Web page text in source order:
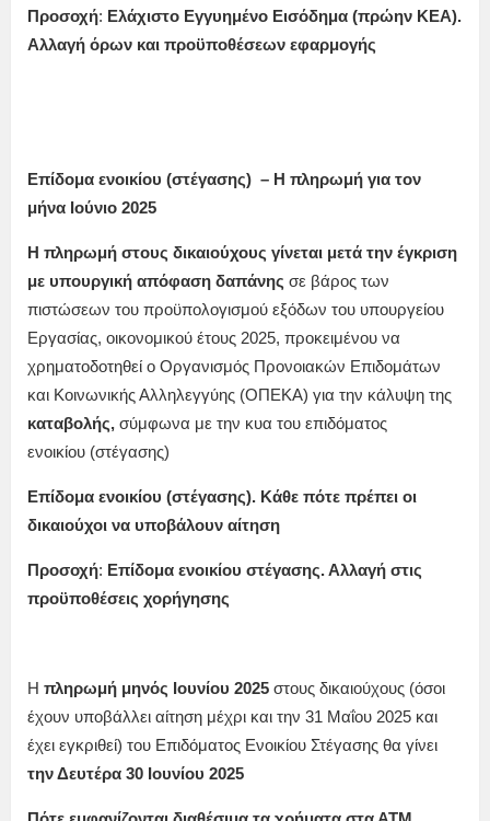
Προσοχή: Ελάχιστο Εγγυημένο Εισόδημα (πρώην ΚΕΑ).
Αλλαγή όρων και προϋποθέσεων εφαρμογής
Επίδομα ενοικίου (στέγασης) – Η πληρωμή για τον
μήνα Ιούνιο 2025
Η πληρωμή στους δικαιούχους γίνεται μετά την έγκριση
με υπουργική απόφαση δαπάνης σε βάρος των
πιστώσεων του προϋπολογισμού εξόδων του υπουργείου
Εργασίας, οικονομικού έτους 2025, προκειμένου να
χρηματοδοτηθεί ο Οργανισμός Προνοιακών Επιδομάτων
και Κοινωνικής Αλληλεγγύης (ΟΠΕΚΑ) για την κάλυψη της
καταβολής, σύμφωνα με την κυα του επιδόματος
ενοικίου (στέγασης)
Επίδομα ενοικίου (στέγασης). Κάθε πότε πρέπει οι
δικαιούχοι να υποβάλουν αίτηση
Προσοχή: Επίδομα ενοικίου στέγασης. Αλλαγή στις
προϋποθέσεις χορήγησης
Η πληρωμή μηνός Ιουνίου 2025 στους δικαιούχους (όσοι
έχουν υποβάλλει αίτηση μέχρι και την 31 Μαΐου 2025 και
έχει εγκριθεί) του Επιδόματος Ενοικίου Στέγασης θα γίνει
την Δευτέρα 30 Ιουνίου 2025